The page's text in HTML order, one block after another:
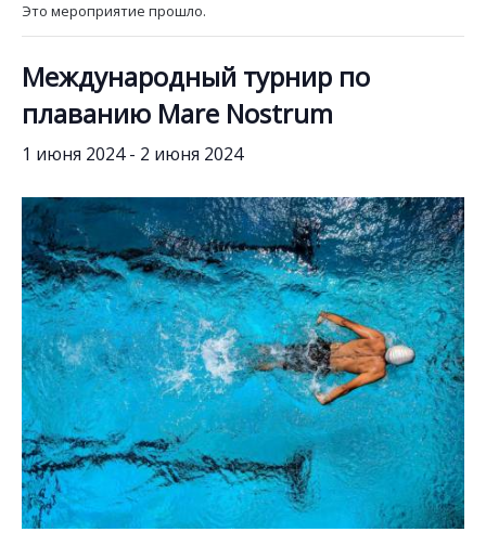
Это мероприятие прошло.
Международный турнир по
плаванию Mare Nostrum
1 июня 2024- 2 июня 2024